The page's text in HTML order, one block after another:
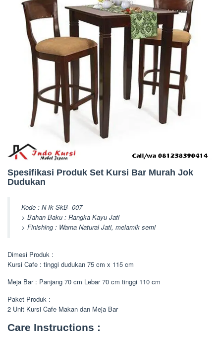
Spesifikasi Produk Set Kursi Bar Murah Jok
Dudukan
Kode : N Ik SkB- 007
> Bahan Baku : Rangka Kayu Jati
> Finishing : Warna Natural Jati, melamik semi
Dimesi Produk :
Kursi Cafe : tinggi dudukan 75 cm x 115 cm
Meja Bar : Panjang 70 cm Lebar 70 cm tinggi 110 cm
Paket Produk :
2 Unit Kursi Cafe Makan dan Meja Bar
Care Instructions :